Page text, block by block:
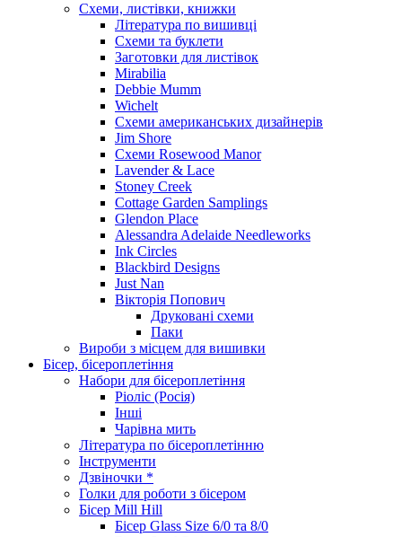
Схеми, листівки, книжки
Література по вишивці
Схеми та буклети
Заготовки для листівок
Mirabilia
Debbie Mumm
Wichelt
Схеми американських дизайнерів
Jim Shore
Cхеми Rosewood Manor
Lavender & Lace
Stoney Creek
Cottage Garden Samplings
Glendon Place
Alessandra Adelaide Needleworks
Ink Circles
Blackbird Designs
Just Nan
Вікторія Попович
Друковані схеми
Паки
Вироби з місцем для вишивки
Бісер, бісероплетіння
Набори для бісероплетіння
Ріоліс (Росія)
Інші
Чарівна мить
Література по бісероплетінню
Інструменти
Дзвіночки *
Голки для роботи з бісером
Бісер Mill Hill
Бісер Glass Size 6/0 та 8/0